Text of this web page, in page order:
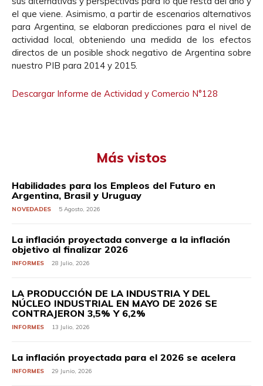
el que viene. Asimismo, a partir de escenarios alternativos
para Argentina, se elaboran predicciones para el nivel de
actividad local, obteniendo una medida de los efectos
directos de un posible shock negativo de Argentina sobre
nuestro PIB para 2014 y 2015.
Descargar Informe de Actividad y Comercio N°128
Más vistos
Habilidades para los Empleos del Futuro en
Argentina, Brasil y Uruguay
NOVEDADES 5 Agosto, 2026
La inflación proyectada converge a la inflación
objetivo al finalizar 2026
INFORMES 28 Julio, 2026
LA PRODUCCIÓN DE LA INDUSTRIA Y DEL
NÚCLEO INDUSTRIAL EN MAYO DE 2026 SE
CONTRAJERON 3,5% Y 6,2%
INFORMES 13 Julio, 2026
La inflación proyectada para el 2026 se acelera
INFORMES 29 Junio, 2026